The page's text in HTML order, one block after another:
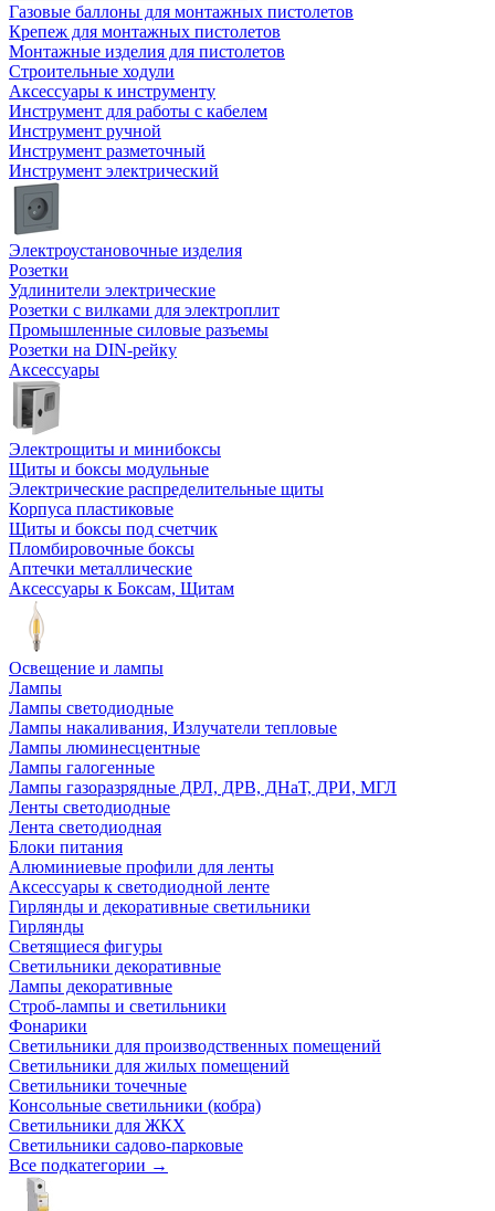
Газовые баллоны для монтажных пистолетов
Крепеж для монтажных пистолетов
Монтажные изделия для пистолетов
Строительные ходули
Аксессуары к инструменту
Инструмент для работы с кабелем
Инструмент ручной
Инструмент разметочный
Инструмент электрический
Электроустановочные изделия
Розетки
Удлинители электрические
Розетки с вилками для электроплит
Промышленные силовые разъемы
Розетки на DIN-рейку
Аксессуары
Электрощиты и минибоксы
Щиты и боксы модульные
Электрические распределительные щиты
Корпуса пластиковые
Щиты и боксы под счетчик
Пломбировочные боксы
Аптечки металлические
Аксессуары к Боксам, Щитам
Освещение и лампы
Лампы
Лампы светодиодные
Лампы накаливания, Излучатели тепловые
Лампы люминесцентные
Лампы галогенные
Лампы газоразрядные ДРЛ, ДРВ, ДНаТ, ДРИ, МГЛ
Ленты светодиодные
Лента светодиодная
Блоки питания
Алюминиевые профили для ленты
Аксессуары к светодиодной ленте
Гирлянды и декоративные светильники
Гирлянды
Светящиеся фигуры
Светильники декоративные
Лампы декоративные
Строб-лампы и светильники
Фонарики
Светильники для производственных помещений
Светильники для жилых помещений
Светильники точечные
Консольные светильники (кобра)
Светильники для ЖКХ
Светильники садово-парковые
Все подкатегории →